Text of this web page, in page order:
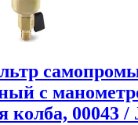
с
колба, 00043 /